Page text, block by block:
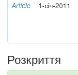
Article 1-січ-2011
Розкриття